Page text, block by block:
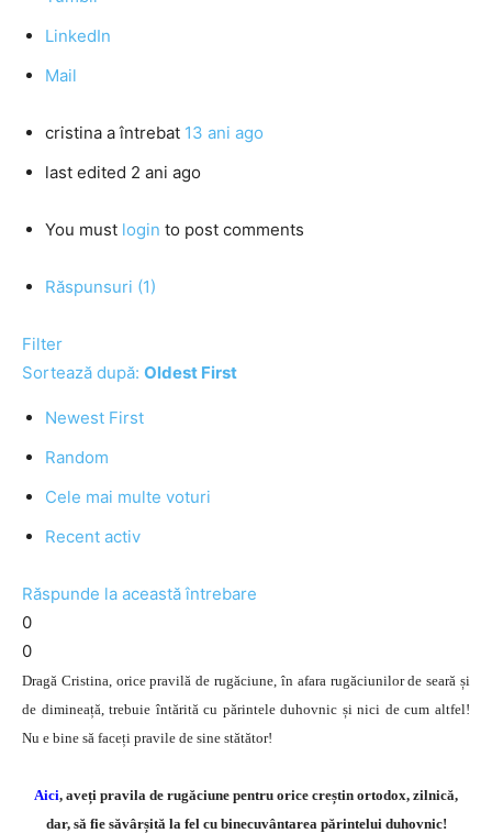
LinkedIn
Mail
cristina a întrebat 13 ani ago
last edited 2 ani ago
You must login to post comments
Răspunsuri (1)
Filter
Sortează după: Oldest First
Newest First
Random
Cele mai multe voturi
Recent activ
Răspunde la această întrebare
0
0
Dragă Cristina, orice pravilă de rugăciune, în afara rugăciunilor de seară și
de dimineață, trebuie întărită cu părintele duhovnic și nici de cum altfel!
Nu e bine să faceți pravile de sine stătător!
Aici, aveți pravila de rugăciune pentru orice creștin ortodox, zilnică,
dar, să fie săvârșită la fel cu binecuvântarea părintelui duhovnic!